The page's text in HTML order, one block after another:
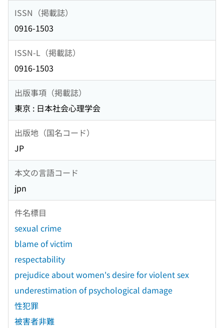
ISSN（掲載誌）
0916-1503
ISSN-L（掲載誌）
0916-1503
出版事項（掲載誌）
東京 : 日本社会心理学会
出版地（国名コード）
JP
本文の言語コード
jpn
件名標目
sexual crime
blame of victim
respectability
prejudice about women's desire for violent sex
underestimation of psychological damage
性犯罪
被害者非難